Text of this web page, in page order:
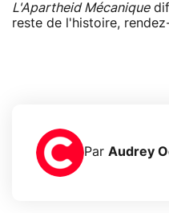
L'Apartheid Mécanique
reste de l'histoire,
Par Audrey